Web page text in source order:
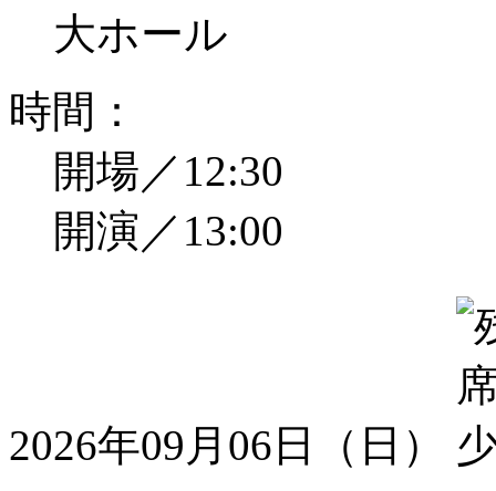
大ホール
時間：
開場／12:30
開演／13:00
2026年09月06日（日）